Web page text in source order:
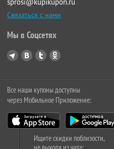
Связаться с нами
Мы в Соцсетях
Все наши купоны доступны
через Мобильное Приложение:
Ищите скидки поблизости,